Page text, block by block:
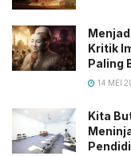
Kritik
Paling
14 MEI
Kita